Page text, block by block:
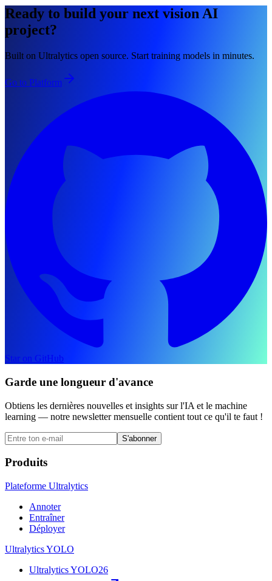
Ready to build your next vision AI
project?
Built on Ultralytics open source. Start training models in minutes.
Go to Platform
Star on GitHub
Garde une longueur d'avance
Obtiens les dernières nouvelles et insights sur l'IA et le machine
learning — notre newsletter mensuelle contient tout ce qu'il te faut !
S'abonner
Produits
Plateforme Ultralytics
Annoter
Entraîner
Déployer
Ultralytics YOLO
Ultralytics YOLO26